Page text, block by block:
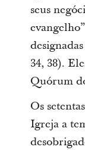
seus
34, 38).
Quórum
Os
Igreja a